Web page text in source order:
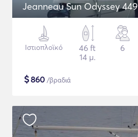
Jeanneau Sun Odyssey 449
Ιστιοπλοϊκό
46 ft
14 μ.
6
$860 /βραδιά